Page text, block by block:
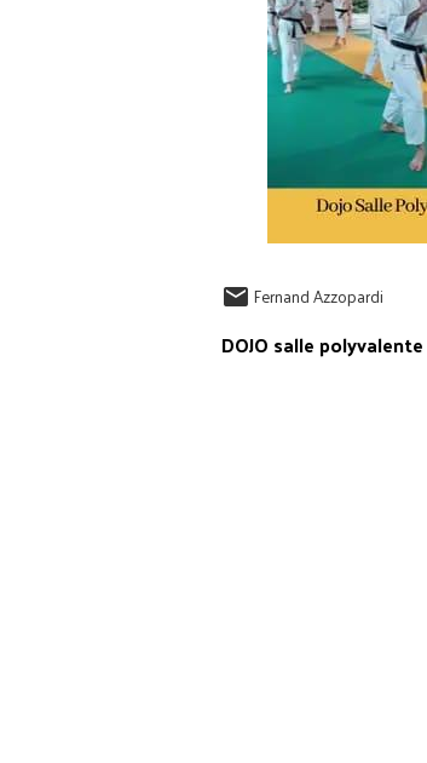
Fernand Azzopardi
DOJO salle polyvalente